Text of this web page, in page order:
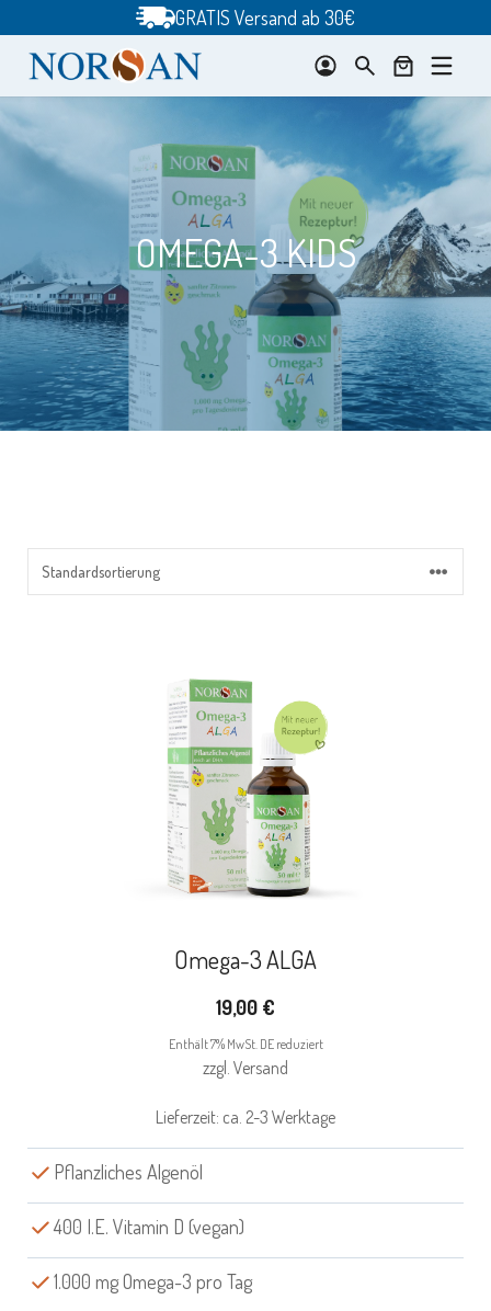
springen
GRATIS Versand ab 30€
OMEGA-3 KIDS
Omega-3 ALGA
19,00 €
Enthält 7% MwSt. DE reduziert
zzgl. Versand
Lieferzeit: ca. 2-3 Werktage
Pflanzliches Algenöl
400 I.E. Vitamin D (vegan)
1.000 mg Omega-3 pro Tag